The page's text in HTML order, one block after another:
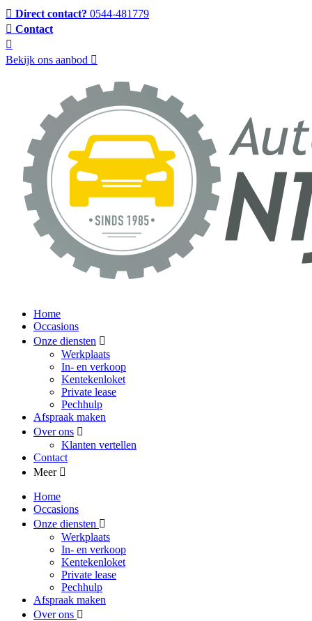
Direct contact? 0544-481779
Contact
Bekijk ons aanbod
Home
Occasions
Onze diensten
Werkplaats
In- en verkoop
Kentekenloket
Private lease
Pechhulp
Afspraak maken
Over ons
Klanten vertellen
Contact
Meer
Home
Occasions
Onze diensten
Werkplaats
In- en verkoop
Kentekenloket
Private lease
Pechhulp
Afspraak maken
Over ons